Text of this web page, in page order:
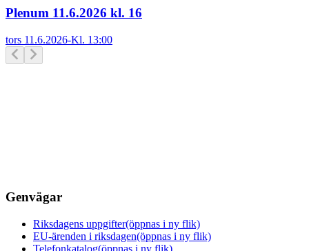
Plenum 11.6.2026 kl. 16
tors 11.6.2026-Kl. 13:00
Genvägar
Riksdagens uppgifter(öppnas i ny flik)
EU-ärenden i riksdagen(öppnas i ny flik)
Telefonkatalog(öppnas i ny flik)